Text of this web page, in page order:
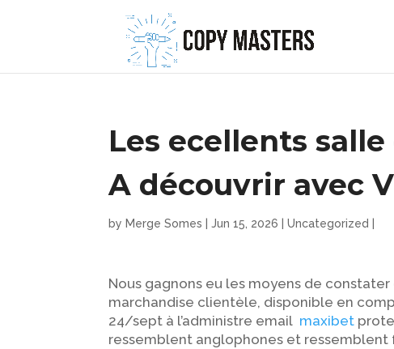
Les ecellents
A découvrir avec
by Merge Somes |Jun 15, 2026 |Uncategorized
Nous gagnons eu les moyens de
marchandise clientèle, disponible en
24/sept à l’administre email maxibet
ressemblent anglophones et ressemblent